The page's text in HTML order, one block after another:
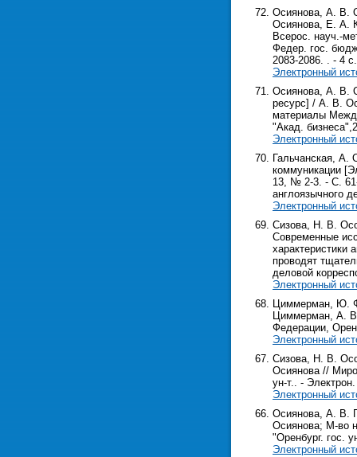
Осиянова, А. В.
Осиянова, Е. А.
Всерос. науч.-
Федер. гос.
2083-2086. . - 4 с.
Электронный
Осиянова, А. В.
ресурс] / А. В.
материалы
"Акад.
Электронный
Гальчанская, А.
коммуникации
13, № 2-3. - С. 61-
англоязычного
Электронный
Сизова, Н. В.
Современные
характеристики
проводят
деловой
Электронный
Циммерман, Ю.
Циммерман, А.
Федерации,
Электронный
Сизова, Н. В.
Осиянова //
ун-т.. -
Электронный
Осиянова, А. В.
Осиянова; М-во
"Оренбург. гос.
Электронный